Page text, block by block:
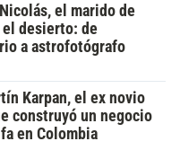
el marido de
el desierto: de
a astrofotógrafo
Karpan, el ex novio
construyó un negocio
en Colombia